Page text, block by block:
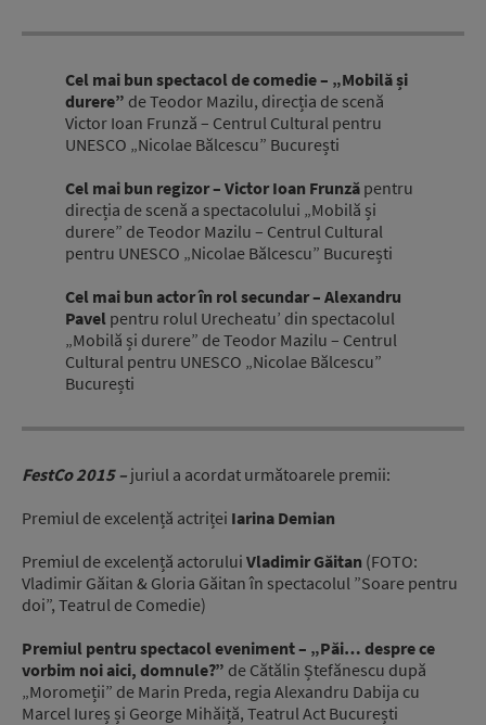
Cel mai bun spectacol de comedie – „Mobilă și
durere” de Teodor Mazilu, direcția de scenă
Victor Ioan Frunză – Centrul Cultural pentru
UNESCO „Nicolae Bălcescu” București
Cel mai bun regizor – Victor Ioan Frunză pentru
direcția de scenă a spectacolului „Mobilă și
durere” de Teodor Mazilu – Centrul Cultural
pentru UNESCO „Nicolae Bălcescu” București
Cel mai bun actor în rol secundar – Alexandru
Pavel pentru rolul Urecheatu’ din spectacolul
„Mobilă și durere” de Teodor Mazilu – Centrul
Cultural pentru UNESCO „Nicolae Bălcescu”
București
FestCo 2015 – juriul a acordat următoarele premii:
Premiul de excelență actriței Iarina Demian
Premiul de excelență actorului Vladimir Găitan (FOTO:
Vladimir Găitan & Gloria Găitan în spectacolul ”Soare pentru
doi”, Teatrul de Comedie)
Premiul pentru spectacol eveniment – „Păi… despre ce
vorbim noi aici, domnule?” de Cătălin Ștefănescu după
„Moromeții” de Marin Preda, regia Alexandru Dabija cu
Marcel Iureș și George Mihăiță, Teatrul Act București